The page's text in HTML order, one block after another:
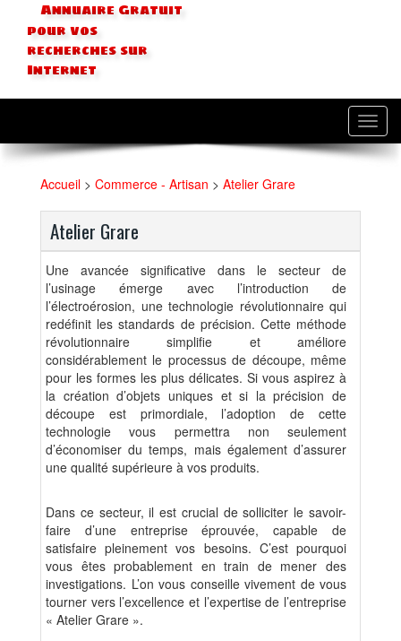
Annuaire Gratuit
pour vos
recherches sur
Internet
Accueil > Commerce - Artisan > Atelier Grare
Atelier Grare
Une avancée significative dans le secteur de
l’usinage émerge avec l’introduction de
l’électroérosion, une technologie révolutionnaire qui
redéfinit les standards de précision. Cette méthode
révolutionnaire simplifie et améliore
considérablement le processus de découpe, même
pour les formes les plus délicates. Si vous aspirez à
la création d’objets uniques et si la précision de
découpe est primordiale, l’adoption de cette
technologie vous permettra non seulement
d’économiser du temps, mais également d’assurer
une qualité supérieure à vos produits.
Dans ce secteur, il est crucial de solliciter le savoir-
faire d’une entreprise éprouvée, capable de
satisfaire pleinement vos besoins. C’est pourquoi
vous êtes probablement en train de mener des
investigations. L’on vous conseille vivement de vous
tourner vers l’excellence et l’expertise de l’entreprise
« Atelier Grare ».